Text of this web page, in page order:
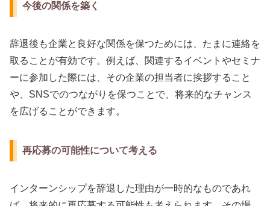
今後の関係を築く
辞退後も企業と良好な関係を保つためには、たまに連絡を
取ることが有効です。例えば、関連するイベントやセミナ
ーに参加した際には、その企業の担当者に挨拶すること
や、SNSでのつながりを保つことで、将来的なチャンス
を広げることができます。
再応募の可能性について考える
インターンシップを辞退した理由が一時的なものであれ